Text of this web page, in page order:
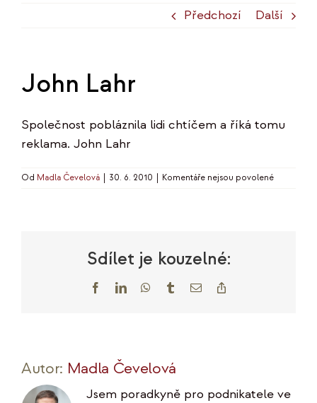
Předchozí Další
John Lahr
Společnost pobláznila lidi chtíčem a říká tomu
reklama. John Lahr
Od Madla Čevelová 30. 6. 2010 Komentáře nejsou povolenéu
Sdílet je kouzelné:
FacebookLinkedInWhatsApp
TumblrE-
Autor: Madla Čevelová
Jsem poradkyně pro podnikatele ve